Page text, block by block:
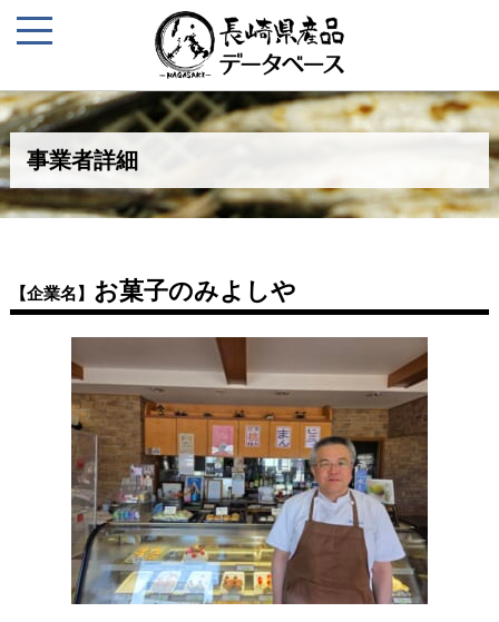
事業者詳細
【企業名】 お菓子のみよしや